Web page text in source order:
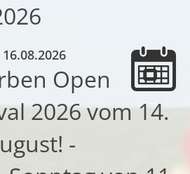
16.08.2026
Open
2026 vom 14.
-